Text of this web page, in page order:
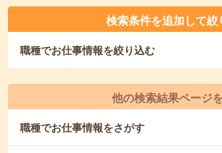
検索条件を追加して絞
職種でお仕事情報を絞り込む
他の検索結果ページ
職種でお仕事情報をさがす